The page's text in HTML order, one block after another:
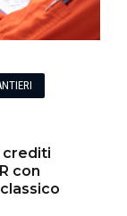
crediti
con